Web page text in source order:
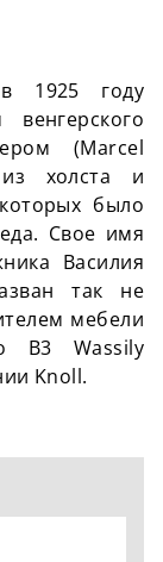
1925 году
(Marcel
холста и
было
Свое имя
Василия
так не
мебели
B3 Wassily
Knoll.